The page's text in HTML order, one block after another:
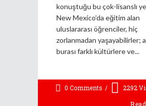
konuştuğu bu çok-lisanslı
New Mexico’da eğitim alan
uluslararası öğrenciler, hiç
zorlanmadan yaşayabilirler;
burası farklı kültürlere ve
0 Comments 2292